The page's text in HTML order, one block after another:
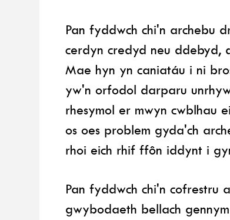
Pan fyddwch chi'n archebu
cerdyn credyd neu
Mae hyn yn caniatáu i ni
yw'n orfodol darparu
rhesymol er mwyn cwblhau
os oes problem gyda'ch
rhoi eich rhif ffôn iddynt i
Pan fyddwch chi'n
gwybodaeth bellach